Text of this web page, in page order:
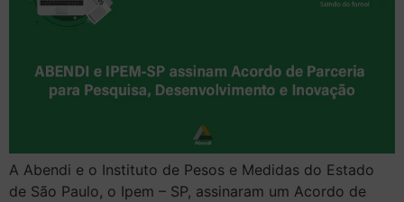
A Abendi e o Instituto de Pesos e Medidas do Estado
de São Paulo, o Ipem – SP, assinaram um Acordo de